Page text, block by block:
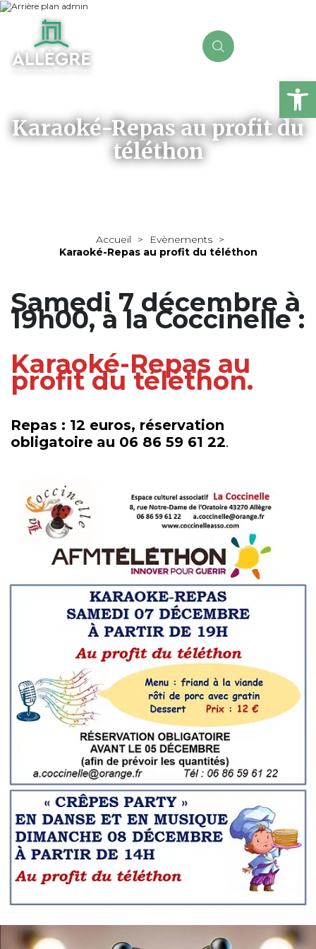
Karaoké-Repas au profit du
téléthon
Accueil > Evènements >
Karaoké-Repas au profit du téléthon
Samedi 7 décembre à
19h00, à la Coccinelle :
Karaoké-Repas au
profit du téléthon.
Repas : 12 euros, réservation
obligatoire au 06 86 59 61 22.